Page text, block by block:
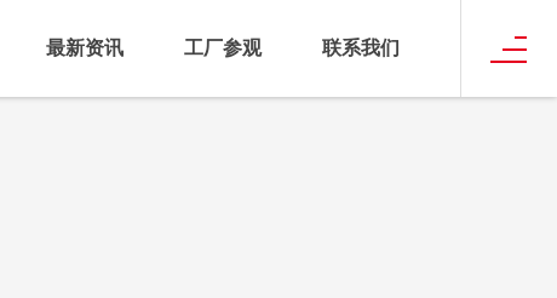
最新资讯 工厂参观 联系我们